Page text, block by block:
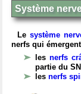
Système
Le système
nerfs qui
les nerfs
partie du
les nerfs